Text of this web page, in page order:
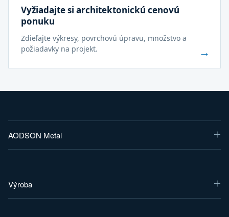
Vyžiadajte si architektonickú cenovú
ponuku
Zdieľajte výkresy, povrchovú úpravu, množstvo a
požiadavky na projekt.
→
AODSON Metal
Výroba